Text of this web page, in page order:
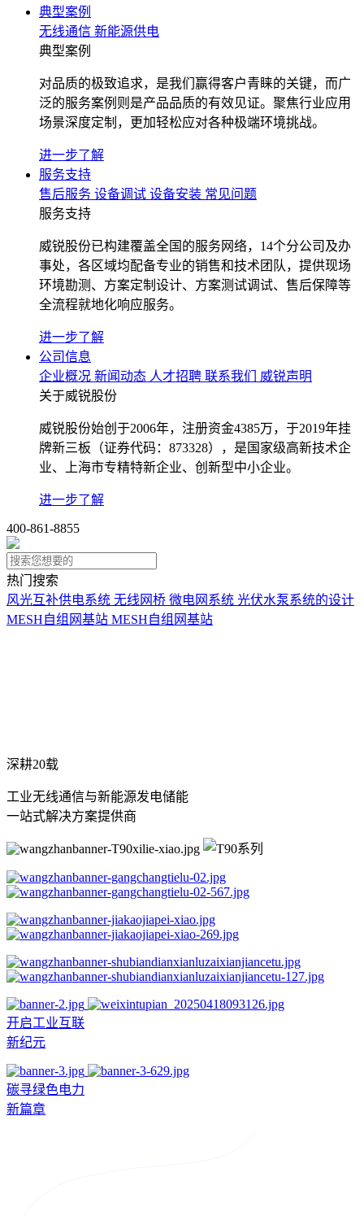
典型案例
无线通信 新能源供电
典型案例
对品质的极致追求，是我们赢得客户青睐的关键，而广
泛的服务案例则是产品品质的有效见证。聚焦行业应用
场景深度定制，更加轻松应对各种极端环境挑战。
进一步了解
服务支持
售后服务 设备调试 设备安装 常见问题
服务支持
威锐股份已构建覆盖全国的服务网络，14个分公司及办
事处，各区域均配备专业的销售和技术团队，提供现场
环境勘测、方案定制设计、方案测试调试、售后保障等
全流程就地化响应服务。
进一步了解
公司信息
企业概况 新闻动态 人才招聘 联系我们
威锐声明
关于威锐股份
威锐股份始创于2006年，注册资金4385万，于2019年挂
牌新三板（证券代码：873328），是国家级高新技术企
业、上海市专精特新企业、创新型中小企业。
进一步了解
400-861-8855
热门搜索
风光互补供电系统 无线网桥 微电网系统 光伏水泵系统的设计
MESH自组网基站 MESH自组网基站
深耕20载
工业无线通信与新能源发电储能
一站式解决方案提供商
开启工业互联
新纪元
碳寻绿色电力
新篇章